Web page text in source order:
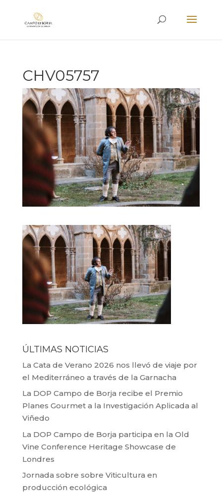
CHV05757
ÚLTIMAS NOTICIAS
La Cata de Verano 2026 nos llevó de viaje por
el Mediterráneo a través de la Garnacha
La DOP Campo de Borja recibe el Premio
Planes Gourmet a la Investigación Aplicada al
Viñedo
La DOP Campo de Borja participa en la Old
Vine Conference Heritage Showcase de
Londres
Jornada sobre sobre Viticultura en
producción ecológica